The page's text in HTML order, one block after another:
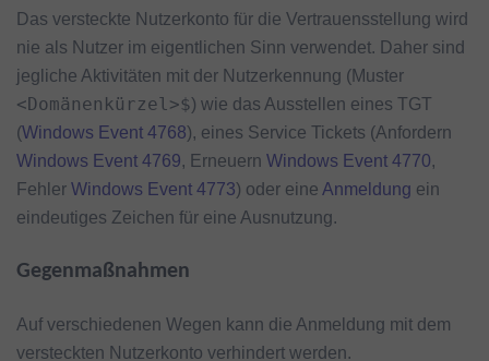
Das versteckte Nutzerkonto für die Vertrauensstellung wird
nie als Nutzer im eigentlichen Sinn verwendet. Daher sind
jegliche Aktivitäten mit der Nutzerkennung (Muster
<Domänenkürzel>$) wie das Ausstellen eines TGT
(Windows Event 4768), eines Service Tickets (Anfordern
Windows Event 4769, Erneuern Windows Event 4770,
Fehler Windows Event 4773) oder eine Anmeldung ein
eindeutiges Zeichen für eine Ausnutzung.
Gegenmaßnahmen
Auf verschiedenen Wegen kann die Anmeldung mit dem
versteckten Nutzerkonto verhindert werden.